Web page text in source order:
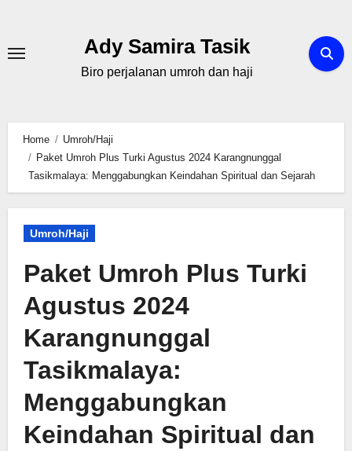
content
Ady Samira Tasik
Biro perjalanan umroh dan haji
Home
Umroh/Haji
Paket Umroh Plus Turki Agustus 2024 Karangnunggal
Tasikmalaya: Menggabungkan Keindahan Spiritual dan Sejarah
Umroh/Haji
Paket Umroh Plus Turki
Agustus 2024
Karangnunggal
Tasikmalaya:
Menggabungkan
Keindahan Spiritual dan